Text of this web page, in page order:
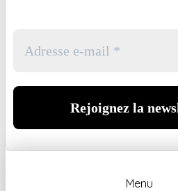
Menu